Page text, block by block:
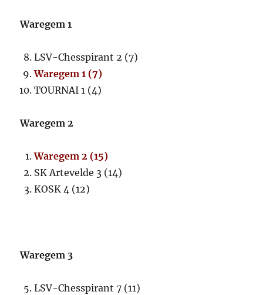
Waregem 1
LSV-Chesspirant 2 (7)
Waregem 1 (7)
TOURNAI 1 (4)
Waregem 2
Waregem 2 (15)
SK Artevelde 3 (14)
KOSK 4 (12)
Waregem 3
LSV-Chesspirant 7 (11)